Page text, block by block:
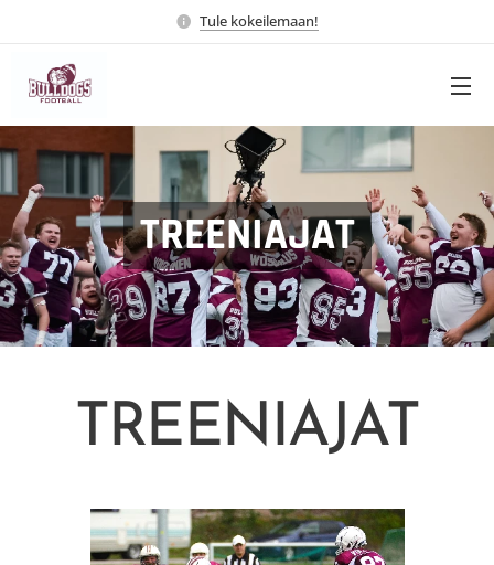
Tule kokeilemaan!
TREENIAJAT
TREENIAJAT